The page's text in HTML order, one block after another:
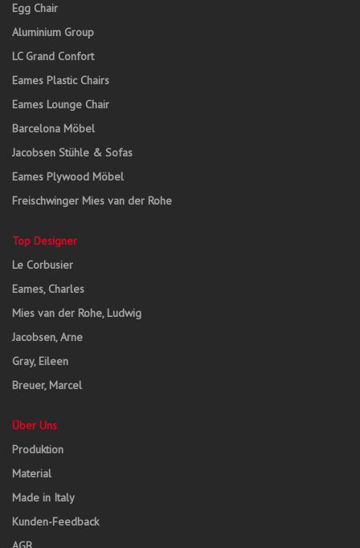
Egg Chair
Aluminium Group
LC Grand Confort
Eames Plastic Chairs
Eames Lounge Chair
Barcelona Möbel
Jacobsen Stühle & Sofas
Eames Plywood Möbel
Freischwinger Mies van der Rohe
Top Designer
Le Corbusier
Eames, Charles
Mies van der Rohe, Ludwig
Jacobsen, Arne
Gray, Eileen
Breuer, Marcel
Über Uns
Produktion
Material
Made in Italy
Kunden-Feedback